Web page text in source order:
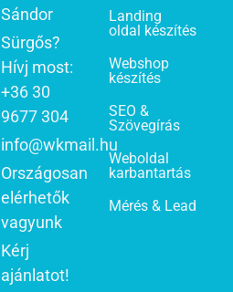
Sándor
Sürgős?
Hívj most:
+36 30
9677 304
info@wkmail.hu
Országosan
elérhetők
vagyunk
Kérj
ajánlatot!
Landing
oldal készítés
Webshop
készítés
SEO &
Szövegírás
Weboldal
karbantartás
Mérés & Lead